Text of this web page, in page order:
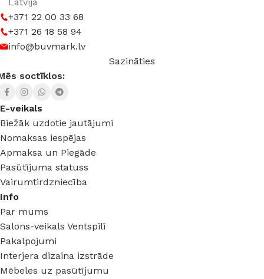
+371 22 00 33 68
+371 26 18 58 94
info@buvmark.lv
Sazināties
soctīklos:
E-veikals
Biežāk uzdotie jautājumi
Nomaksas iespējas
Apmaksa un Piegāde
Pasūtījuma statuss
Vairumtirdzniecība
Info
Par mums
Salons-veikals Ventspilī
Pakalpojumi
Interjera dizaina izstrāde
Mēbeles uz pasūtījumu